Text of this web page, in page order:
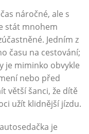
náročné, ale s
stát mnohem
Jedním z
času na cestování;
je miminko obvykle
nebo před
větší šanci, že dítě
užít klidnější jízdu.
je